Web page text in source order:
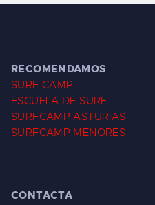
RECOMENDAMOS
SURF CAMP
ESCUELA DE SURF
SURFCAMP ASTURIAS
SURFCAMP MENORES
CONTACTA